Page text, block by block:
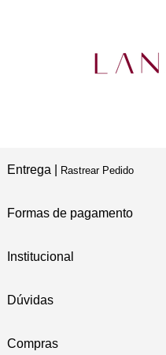
Entrega | Rastrear Pedido
Formas de pagamento
Institucional
Dúvidas
Compras